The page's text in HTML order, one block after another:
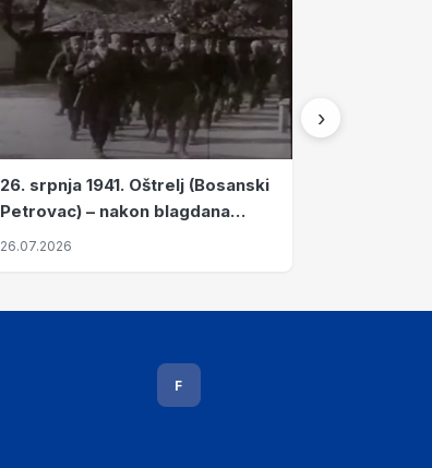
26. srpnja 1941. Oštrelj (Bosanski
Petrovac) – nakon blagdana
Svete Ane izvršen napad srpskih
26.07.2026
›
F